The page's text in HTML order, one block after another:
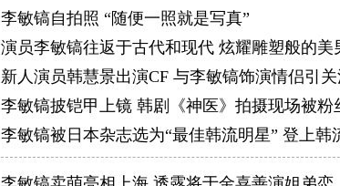
国上
这是
韩同
李敏镐自拍照 “随便一照就是写真”
演员李敏镐往返于古代和现代 炫耀雕塑般的美
新人演员韩慧景出演CF 与李敏镐饰演情侣引关
李敏镐披铠甲上镜 韩剧《神医》拍摄现场被粉
李敏镐被日本杂志选为“最佳韩流明星” 登上韩